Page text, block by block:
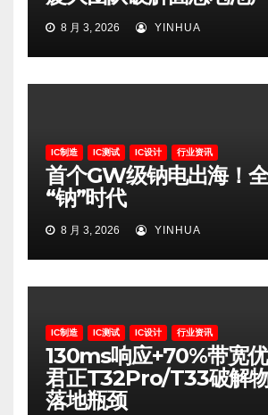
8 月 3, 2026 YINHUA
IC制造 IC测试 IC设计 行业资讯
首个GW级钠电出海！
“钠”时代
8 月 3, 2026 YINHUA
IC制造 IC测试 IC设计 行业资讯
130ms响应+70%带宽
君正T32Pro/T33破解
落地瓶颈